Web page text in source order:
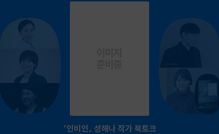
『인비인』 성해나 작가 북토크